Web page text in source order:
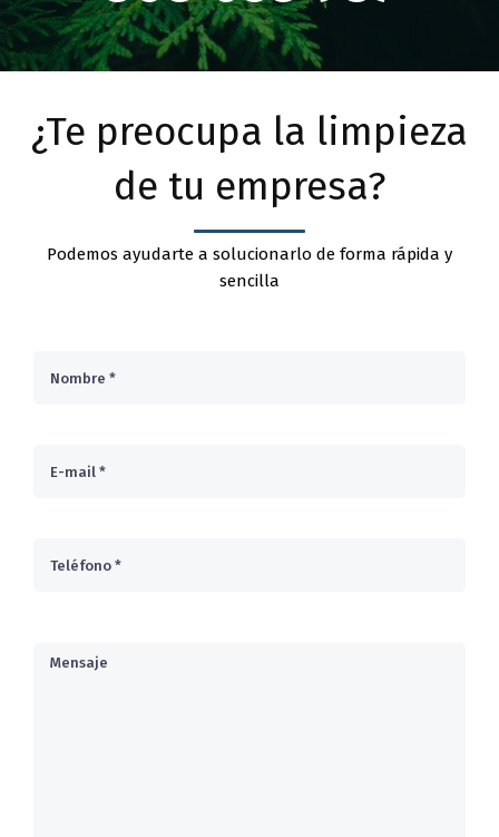
¿Te preocupa la limpieza
de tu empresa?
Podemos ayudarte a solucionarlo de forma rápida y
sencilla